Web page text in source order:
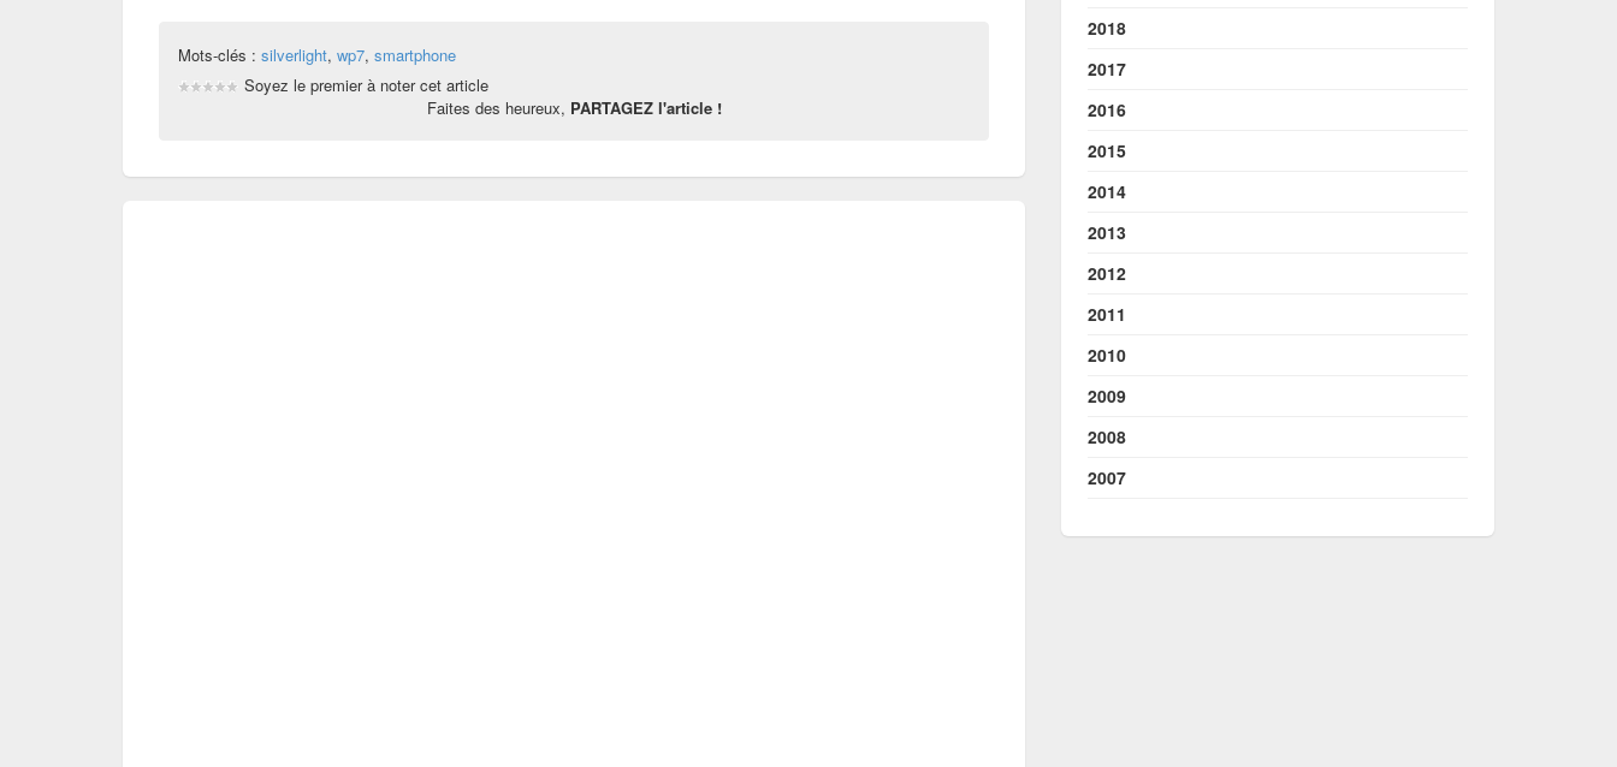
Mots-clés : silverlight, wp7, smartphone
Soyez le premier à noter cet article
Faites des heureux, PARTAGEZ l'article !
2018
2017
2016
2015
2014
2013
2012
2011
2010
2009
2008
2007